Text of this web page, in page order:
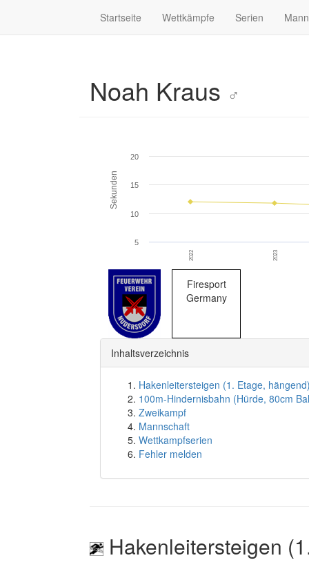
Startseite Wettkämpfe Serien
Noah Kraus ♂
Sekunden
2022 2023
5
10
15
20
Firesport
Germany
Inhaltsverzeichnis
Hakenleitersteigen (1. Etage,
100m-Hindernisbahn (Hürde, 80cm
Zweikampf
Mannschaft
Wettkampfserien
Fehler melden
Hakenleitersteigen